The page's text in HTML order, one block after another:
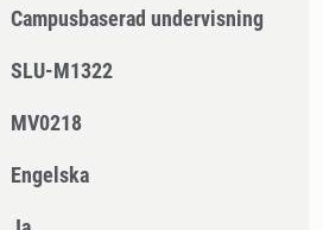
Campusbaserad undervisning
SLU-M1322
MV0218
Engelska